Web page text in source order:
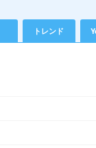
トレンド